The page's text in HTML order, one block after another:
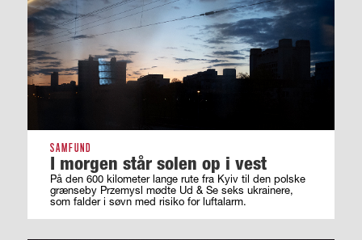
SAMFUND
I morgen står solen op i vest
På den 600 kilometer lange rute fra Kyiv til den polske
grænseby Przemysl mødte Ud & Se seks ukrainere,
som falder i søvn med risiko for luftalarm.